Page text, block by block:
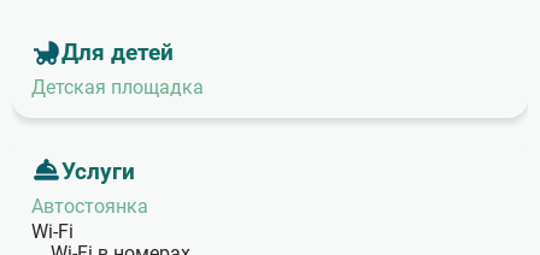
Для детей
Детская площадка
Услуги
Автостоянка
Wi‑Fi